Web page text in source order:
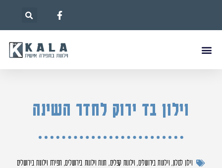
וילון בד ירוק לחדר השינה
וילון לסלון, וילונות בירושלים, וילונות קפלים, חנות וילונות בירושלים, תפירת וילונות בירושלים